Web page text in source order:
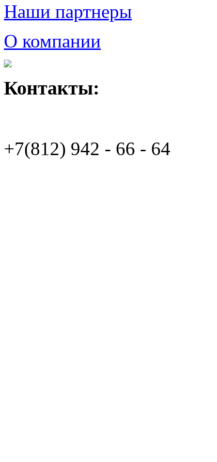
Наши партнеры
О компании
Контакты:
+7(812) 942 - 66 - 64